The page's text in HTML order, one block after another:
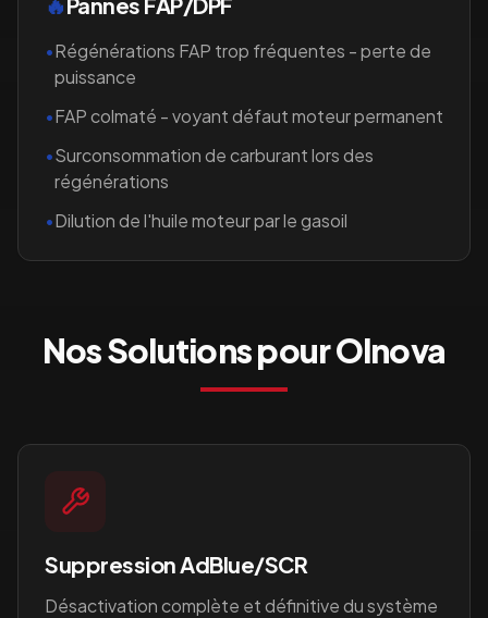
•Régénérations FAP trop fréquentes - perte de
puissance
•FAP colmaté - voyant défaut moteur permanent
•Surconsommation de carburant lors des
régénérations
•Dilution de l'huile moteur par le gasoil
Nos Solutions pourOlnova
Suppression AdBlue/SCR
Désactivation complète et définitive du système